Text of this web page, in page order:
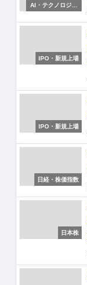
AI・テクノロジー
IPO・新規上場
IPO・新規上場
日経・株価指数
日本株